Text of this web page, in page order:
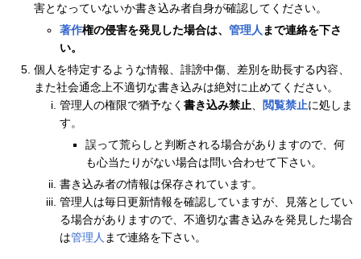
害となっていないか書き込み者自身が確認してください。
著作権の侵害を発見した場合は、 管理人 まで連絡を下さ
い。
個人を特定するような情報、誹謗中傷、差別を助長する内容、
また社会通念上不適切な書き込みは絶対に止めてください。
管理人の権限で猶予なく 書き込み禁止 閲覧禁止に処しま
す。
誤って荒らしと判断される場合がありますので、何
も心当たりがない場合は問い合わせて下さい。
書き込み者の情報は保存されています。
管理人は毎日更新情報を確認していますが、見落としてい
る場合がありますので、不適切な書き込みを発見した場合
は管理人 まで連絡を下さい。